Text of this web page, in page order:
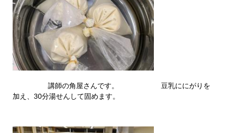
講師の角屋さんです。 豆乳ににがりを
加え、30分湯せんして固めます。